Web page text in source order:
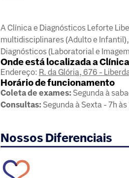
A Clínica e Diagnósticos Leforte
multidisciplinares (Adulto e
Diagnósticos (Laboratorial e
Onde está localizada a
Endereço: R. da Glória, 676 -
Horário de funcionamento
Coleta de exames: Segunda à
Consultas: Segunda à Sexta - 7h
Nossos Diferenciais